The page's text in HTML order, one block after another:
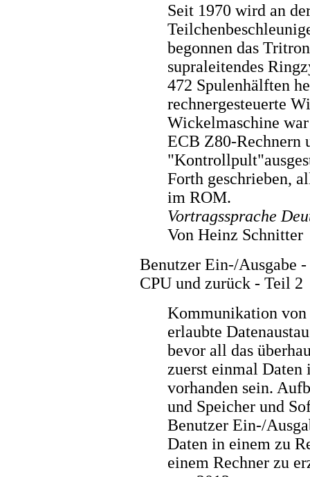
Seit 1970 wird an
begonnen das
supraleitendes
472 Spulenhälften
rechnergesteuerte
Wickelmaschine
ECB Z80-Rechnern
Forth geschrieben,
im ROM.
Vortragssprache
Von Heinz Schnitter
Benutzer Ein-/Ausgabe
CPU und zurück - Teil 2
Kommunikation von
erlaubte
bevor all das
zuerst einmal Daten
vorhanden sein.
und Speicher und
Benutzer Ein-/
Daten in einem zu
einem Rechner zu